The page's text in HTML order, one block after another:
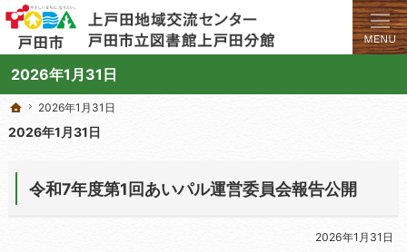
2026年1月31日
学びと交流のプラットフォーム。地域の講座や施設をご案内しています。
上戸田地域交流センターや戸田市立図書館上戸田分館の総合案内サイト
ホーム
2026年1月31日
2026年1月31日
令和7年度第1回あいパル運営委員会報告公開
2026年1月31日
ホーム
2026年1月31日